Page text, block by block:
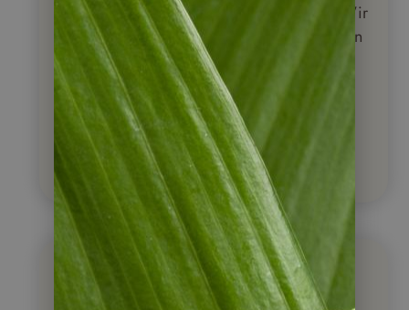
Traumreise gesucht? Rufen Sie uns an. Wir
beraten Sie umfassend und machen Ihnen
ein unverbindliches Angebot.
+49 (0)6322 / 956 6011
info@napurtours.de
Über welches Land
möchten Sie mehr